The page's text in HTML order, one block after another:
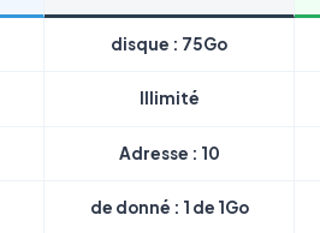
disque : 75Go
Illimité
Adresse : 10
de donné : 1 de 1Go